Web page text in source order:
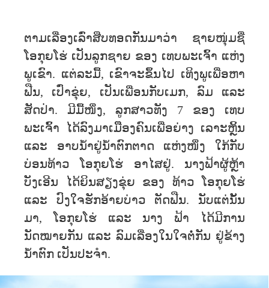
ຕາມເລື່ອງເລົ່າສືບທອດກັນມາວ່າ ຊາຍໜຸ່ມຊື່
ໂອກຸຍໂຮ່ ເປັນລູກຊາຍ ຂອງ ເທບພະເຈົ້າ ແຫ່ງ
ພູເຂົາ. ແຕ່ລະມື້, ເຂົາຈະຂຶ້ນໄປ ເທິງພູເພື່ອຫາ
ຟືນ, ເປົ່າຂຸ່ຍ, ເປັນເພື່ອນກັບເມກ, ລົມ ແລະ
ສັດປ່າ. ມີມື້ໜຶ່ງ, ລູກສາວທັງ 7 ຂອງ ເທບ
ພະເຈົ້າ ໄດ້ລົງມາເມືືອງຄົນເພື່ອຍ່າງ ເລາະຫຼິ້ນ
ແລະ ອາບນ້ຳຢູ່ນ້ຳຕົກຕາດ ແຫ່ງໜຶ່ງ ໃກ້ກັບ
ບ່ອນທ້າວ ໂອກຸຍໂຮ່ ອາໄສຢູ່. ນາງຟ້າຜູ້ຫຼ້າ
ບັງເອີນ ໄດ້ຍິນສຽງຂຸ່ຍ ຂອງ ທ້າວ ໂອກຸຍໂຮ່
ແລະ ປົງໃຈຮັກອ້າຍບ່າວ ຕັດຟືນ. ນັບແຕ່ນັ້ນ
ມາ, ໂອກຸຍໂຮ່ ແລະ ນາງ ຟ້າ ໄດ້ມີການ
ນັດໝາຍກັນ ແລະ ລົມເລື່ອງໃນໃຈຕໍ່ກັນ ຢູ່ຂ້າງ
ນໍ້າຕົກ ເປັນປະຈຳ.